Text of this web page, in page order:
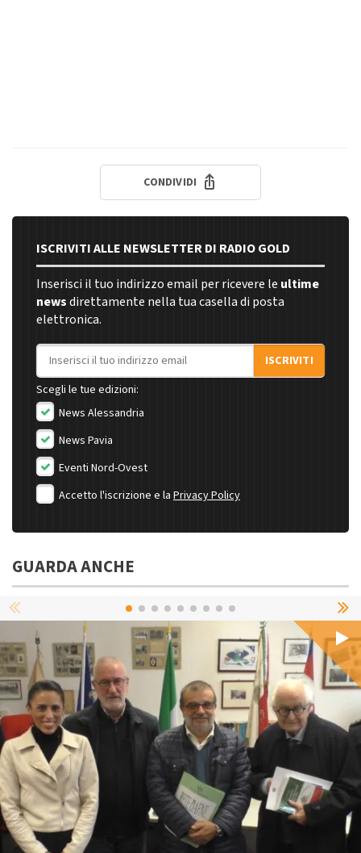
CONDIVIDI
ISCRIVITI ALLE NEWSLETTER DI RADIO GOLD
Inserisci il tuo indirizzo email per ricevere le ultime
newsdirettamente nella tua casella di posta
elettronica.
Indirizzo email
ISCRIVITI
Scegli le tue edizioni:
News Alessandria
News Pavia
Eventi Nord-Ovest
Accetto l'iscrizione e la Privacy Policy
GUARDA ANCHE